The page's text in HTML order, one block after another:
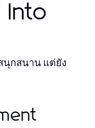
นุกสนาน แต่ยัง